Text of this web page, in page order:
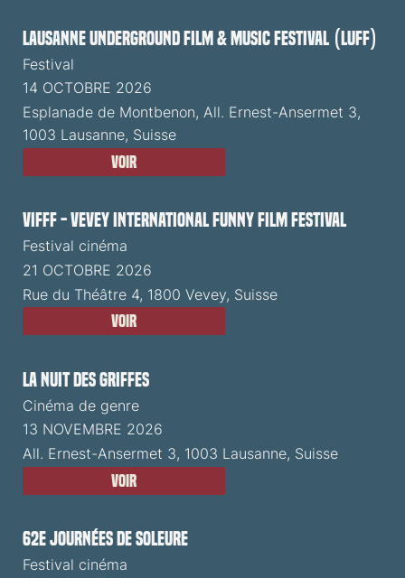
Lausanne Underground Film & Music Festival (LUFF)
Festival
14 OCTOBRE 2026
Esplanade de Montbenon, All. Ernest-Ansermet 3,
1003 Lausanne, Suisse
Voir
VIFFF - Vevey International Funny Film Festival
Festival cinéma
21 OCTOBRE 2026
Rue du Théâtre 4, 1800 Vevey, Suisse
Voir
La Nuit des Griffes
Cinéma de genre
13 NOVEMBRE 2026
All. Ernest-Ansermet 3, 1003 Lausanne, Suisse
Voir
62e Journées de Soleure
Festival cinéma